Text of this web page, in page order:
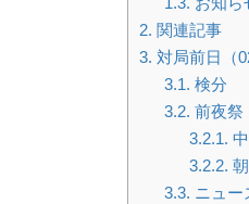
2. 関連記事
3. 対局前日（
3.1. 検分
3.2. 前夜祭
3.2.1.
3.2.2.
3.3. ニュー